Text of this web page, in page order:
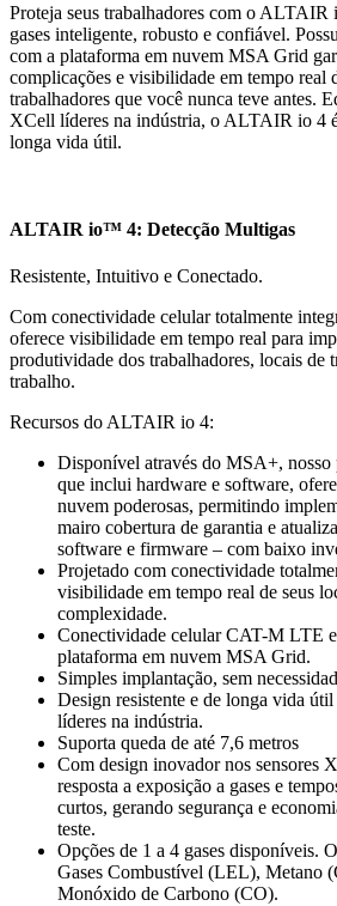
Proteja seus trabalhadores com o ALTAIR
gases inteligente, robusto e confiável.
com a plataforma em nuvem MSA Grid
complicações e visibilidade em tempo real
trabalhadores que você nunca teve antes.
XCell líderes na indústria, o ALTAIR io 4
longa vida útil.
ALTAIR io™ 4: Detecção Multigas
Resistente, Intuitivo e Conectado.
Com conectividade celular totalmente
oferece visibilidade em tempo real para
produtividade dos trabalhadores, locais de
trabalho.
Recursos do ALTAIR io 4:
Disponível através do MSA+, nosso
que inclui hardware e software,
nuvem poderosas, permitindo
mairo cobertura de garantia e
software e firmware – com baixo
Projetado com conectividade
visibilidade em tempo real de seus
complexidade.
Conectividade celular CAT-M LTE
plataforma em nuvem MSA Grid.
Simples implantação, sem
Design resistente e de longa vida
líderes na indústria.
Suporta queda de até 7,6 metros
Com design inovador nos sensores
resposta a exposição a gases e
curtos, gerando segurança e
teste.
Opções de 1 a 4 gases disponíveis.
Gases Combustível (LEL), Metano
Monóxido de Carbono (CO).